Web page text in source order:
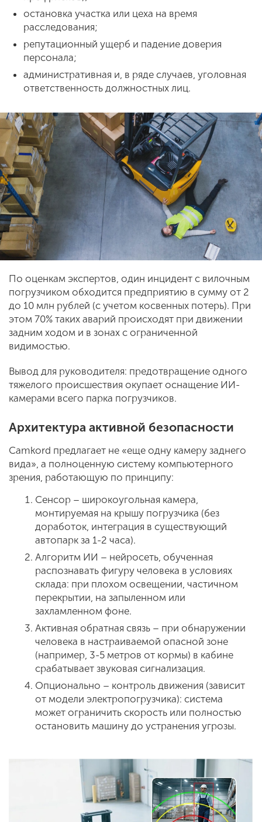
остановка участка или цеха на время
расследования;
репутационный ущерб и падение доверия
персонала;
административная и, в ряде случаев, уголовная
ответственность должностных лиц.
По оценкам экспертов, один инцидент с вилочным
погрузчиком обходится предприятию в сумму от 2
до 10 млн рублей (с учетом косвенных потерь). При
этом 70% таких аварий происходят при движении
задним ходом и в зонах с ограниченной
видимостью.
Вывод для руководителя: предотвращение одного
тяжелого происшествия окупает оснащение ИИ-
камерами всего парка погрузчиков.
Архитектура активной безопасности
Camkord предлагает не «еще одну камеру заднего
вида», а полноценную систему компьютерного
зрения, работающую по принципу:
Сенсор – широкоугольная камера,
монтируемая на крышу погрузчика (без
доработок, интеграция в существующий
автопарк за 1-2 часа).
Алгоритм ИИ – нейросеть, обученная
распознавать фигуру человека в условиях
склада: при плохом освещении, частичном
перекрытии, на запыленном или
захламленном фоне.
Активная обратная связь – при обнаружении
человека в настраиваемой опасной зоне
(например, 3-5 метров от кормы) в кабине
срабатывает звуковая сигнализация.
Опционально – контроль движения (зависит
от модели электропогрузчика): система
может ограничить скорость или полностью
остановить машину до устранения угрозы.